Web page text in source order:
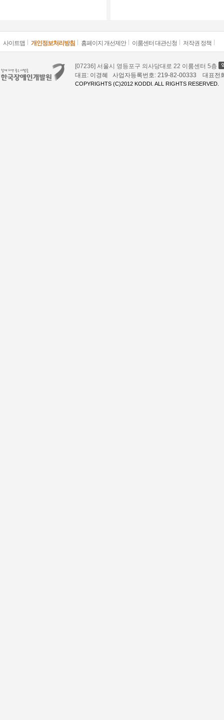
사이트맵 개인정보처리방침 홈페이지 개선제안 이룸센터 대관신청 저작권 정책
[07236] 서울시 영등포구 의사당대로 22 이룸센터 5층
대표: 이경혜 사업자등록번호: 219-82-00333 대표
COPYRIGHTS (C)2012 KODDI. ALL RIGHTS RESERVED.